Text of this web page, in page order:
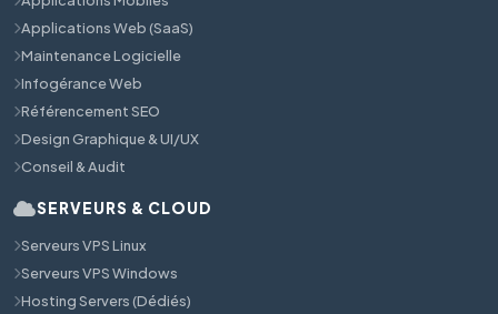
Applications Web (SaaS)
Maintenance Logicielle
Infogérance Web
Référencement SEO
Design Graphique & UI/UX
Conseil & Audit
SERVEURS & CLOUD
Serveurs VPS Linux
Serveurs VPS Windows
Hosting Servers (Dédiés)